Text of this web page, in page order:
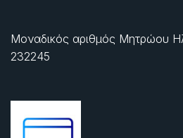
Μοναδικός αριθμός Μητρώου
232245